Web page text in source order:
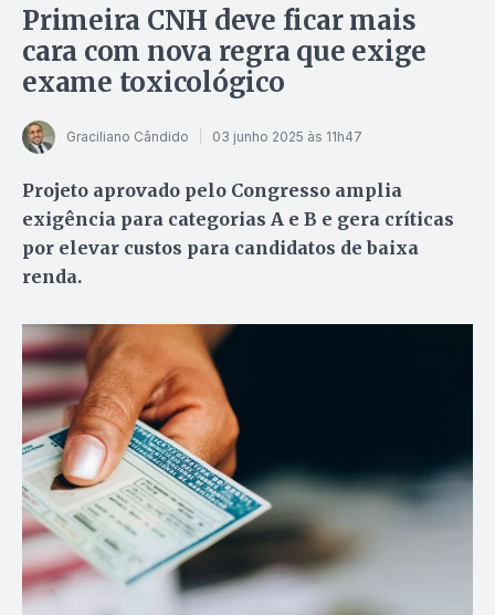
Primeira CNH deve ficar mais
cara com nova regra que exige
exame toxicológico
Graciliano Cândido 03 junho 2025 às 11h47
Projeto aprovado pelo Congresso amplia
exigência para categorias A e B e gera críticas
por elevar custos para candidatos de baixa
renda.